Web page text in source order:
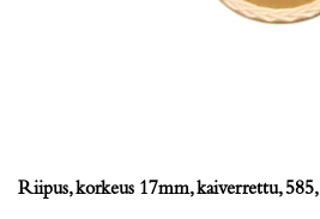
Riipus, korkeus 17mm, kaiverrettu, 585,